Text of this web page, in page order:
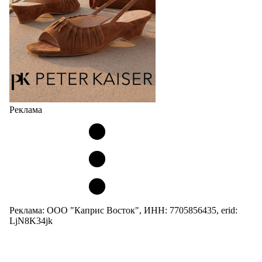
05.08.2026 1984
Реклама
Реклама: ООО "Каприс Восток", ИНН: 7705856435, erid:
LjN8K34jk